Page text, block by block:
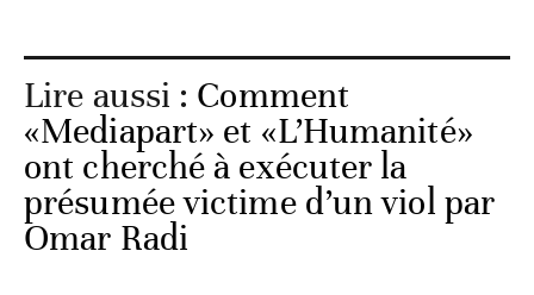
Lire aussi : Comment
«Mediapart» et «L’Humanité»
ont cherché à exécuter la
présumée victime d’un viol par
Omar Radi